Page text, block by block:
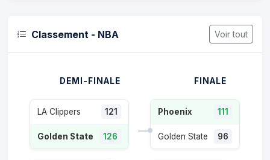
Classement - NBA Voir tout
DEMI-FINALE
LA Clippers 121
Golden State 126
FINALE
Phoenix 111
Golden State 96